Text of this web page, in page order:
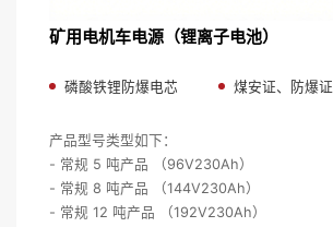
矿用电机车电源（锂离子电池）
磷酸铁锂防爆电芯 煤安证、防爆证
产品型号类型如下：
- 常规 5 吨产品 （96V230Ah）
- 常规 8 吨产品 （144V230Ah）
- 常规 12 吨产品 （192V230Ah）